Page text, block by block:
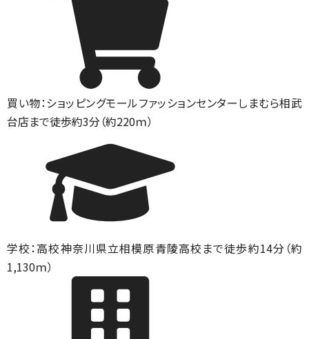
買い物：ショッピングモールファッションセンターしまむら相武
台店まで徒歩約3分（約220ｍ）
学校：高校神奈川県立相模原青陵高校まで徒歩約14分（約
1,130ｍ）